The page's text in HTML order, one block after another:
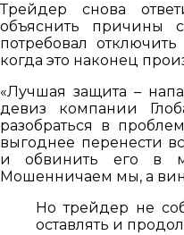
Трейдер снова
объяснить причины
потребовал
когда это наконец
«Лучшая защита –
девиз компании
разобраться в
выгоднее перенести
и обвинить его в
Мошенничаем мы, а
Но трейдер не
оставлять и